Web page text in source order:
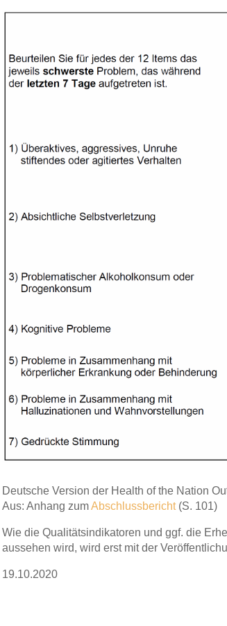
Deutsche Version der Health of the Nation
Aus: Anhang zumAbschlussbericht (S. 101)
Wie die Qualitätsindikatoren und ggf. die
aussehen wird, wird erst mit der
19.10.2020